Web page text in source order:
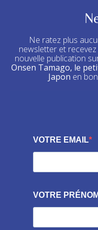
Ne ratez plus
newsletter et
nouvelle publication
Onsen Tamago, le
Japon en